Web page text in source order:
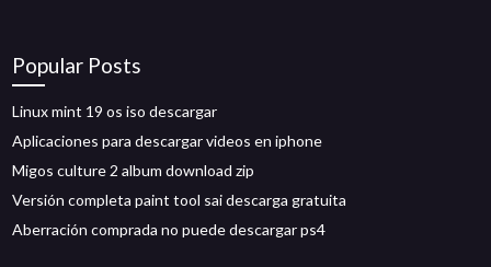
Popular Posts
Linux mint 19 os iso descargar
Aplicaciones para descargar videos en iphone
Migos culture 2 album download zip
Versión completa paint tool sai descarga gratuita
Aberración comprada no puede descargar ps4